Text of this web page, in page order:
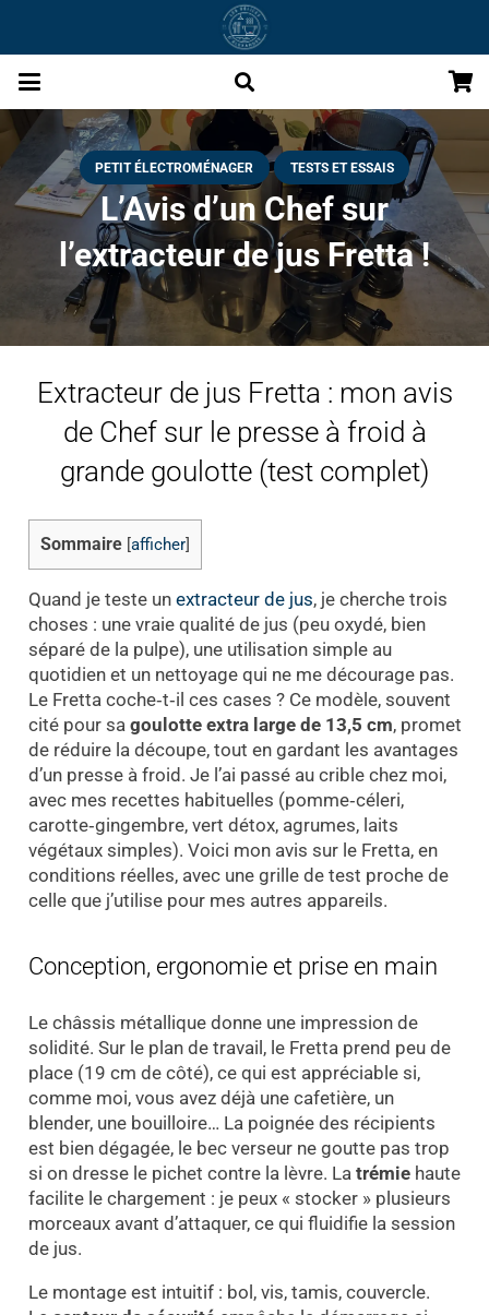
PETIT ÉLECTROMÉNAGER TESTS ET ESSAIS
L’Avis d’un Chef sur
l’extracteur de jus Fretta !
Extracteur de jus Fretta : mon avis
de Chef sur le presse à froid à
grande goulotte (test complet)
Sommaire afficher]
Quand je teste un extracteur de jus, je cherche trois
choses : une vraie qualité de jus (peu oxydé, bien
séparé de la pulpe), une utilisation simple au
quotidien et un nettoyage qui ne me décourage pas.
Le Fretta coche‑t‑il ces cases ? Ce modèle, souvent
cité pour sa goulotte extra large de 13,5 cm, promet
de réduire la découpe, tout en gardant les avantages
d’un presse à froid. Je l’ai passé au crible chez moi,
avec mes recettes habituelles (pomme‑céleri,
carotte‑gingembre, vert détox, agrumes, laits
végétaux simples). Voici mon avis sur le Fretta, en
conditions réelles, avec une grille de test proche de
celle que j’utilise pour mes autres appareils.
Conception, ergonomie et prise en main
Le châssis métallique donne une impression de
solidité. Sur le plan de travail, le Fretta prend peu de
place (19 cm de côté), ce qui est appréciable si,
comme moi, vous avez déjà une cafetière, un
blender, une bouilloire… La poignée des récipients
est bien dégagée, le bec verseur ne goutte pas trop
si on dresse le pichet contre la lèvre. La trémiehaute
facilite le chargement : je peux « stocker » plusieurs
morceaux avant d’attaquer, ce qui fluidifie la session
de jus.
Le montage est intuitif : bol, vis, tamis, couvercle.